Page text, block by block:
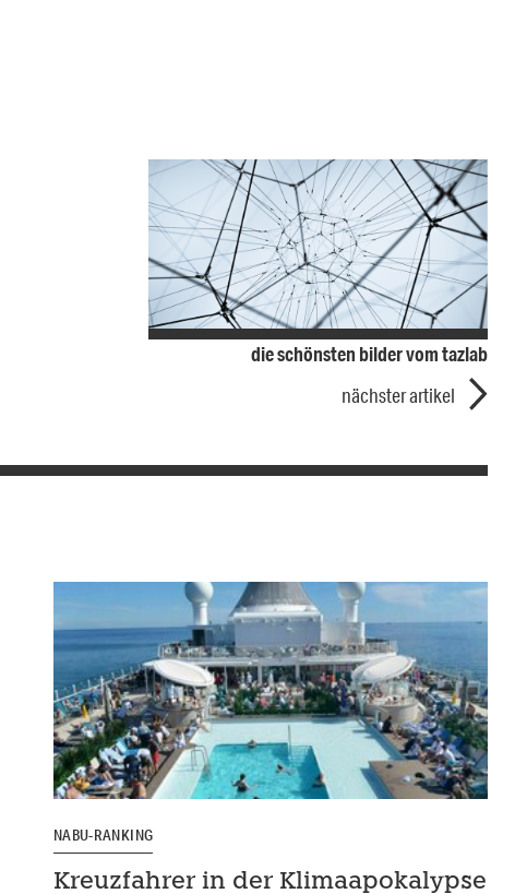
die schönsten bilder vom tazlab
nächster artikel
NABU-RANKING
Kreuzfahrer in der Klimaapokalypse